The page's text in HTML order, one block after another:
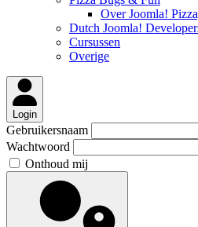
Over Joomla!
Dutch Joomla!
Cursussen
Overige
Login
Gebruikersnaam
Wachtwoord
Onthoud mij